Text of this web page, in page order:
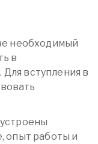
необходимый
в
вступления в
опыт работы и